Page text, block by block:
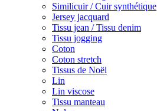
Similicuir / Cuir synthétique
Jersey jacquard
Tissu jean / Tissu denim
Tissu jogging
Coton
Coton stretch
Tissus de Noël
Lin
Lin viscose
Tissu manteau